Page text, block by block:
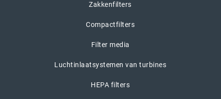
Zakkenfilters
Compactfilters
Filter media
Luchtinlaatsystemen van turbines
HEPA filters